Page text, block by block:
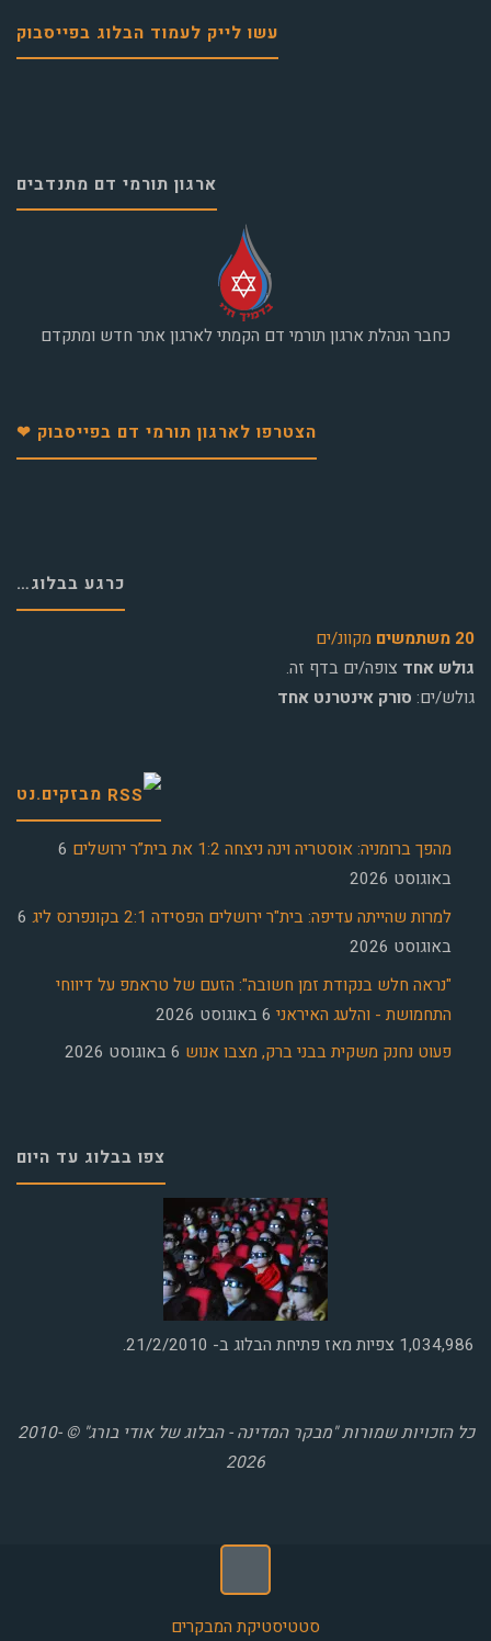
עשו לייק לעמוד הבלוג בפייסבוק
ארגון תורמי דם מתנדבים
כחבר הנהלת ארגון תורמי דם הקמתי לארגון אתר חדש ומתקדם
הצטרפו לארגון תורמי דם בפייסבוק ❤
כרגע בבלוג…
20 משתמשים
מקוונ/ים
גולש אחד צופה/ים בדף זה.
גולש/ים: סורק אינטרנט אחד
מבזקים.נט
מהפך ברומניה: אוסטריה וינה ניצחה 1:2 את בית”ר ירושלים
6
באוגוסט 2026
למרות שהייתה עדיפה: בית"ר ירושלים הפסידה 2:1 בקונפרנס ליג
6
באוגוסט 2026
"נראה חלש בנקודת זמן חשובה": הזעם של טראמפ על דיווחי
התחמושת - והלעג האיראני 6 באוגוסט 2026
פעוט נחנק משקית בבני ברק, מצבו אנוש 6 באוגוסט 2026
צפו בבלוג עד היום
1,034,986 צפיות מאז פתיחת הבלוג ב- 21/2/2010.
כל הזכויות שמורות "מבקר המדינה - הבלוג של אודי בורג" © 2010-
2026
סטטיסטיקת המבקרים